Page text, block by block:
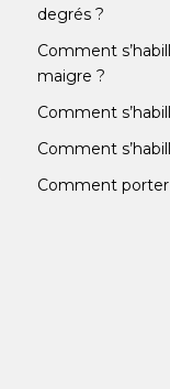
degrés ?
Comment
maigre ?
Comment
Comment
Comment porter